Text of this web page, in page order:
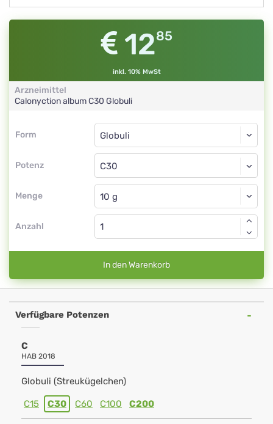
1285
inkl. 10% MwSt
Arzneimittel
Calonyction albumC30 Globuli
Form
Form
Potenz
Globuli
C30
Menge
Globuli
Anzahl
In den Warenkorb
Verfügbare Potenzen
C
HAB 2018
Globuli (Streukügelchen)
C15 C30 C60 C100 C200